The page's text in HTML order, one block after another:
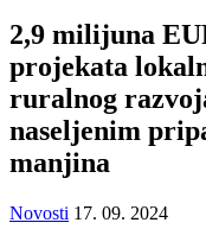
2,9 milijuna
projekata
ruralnog
naseljenim
manjina
Novosti 17. 09. 2024